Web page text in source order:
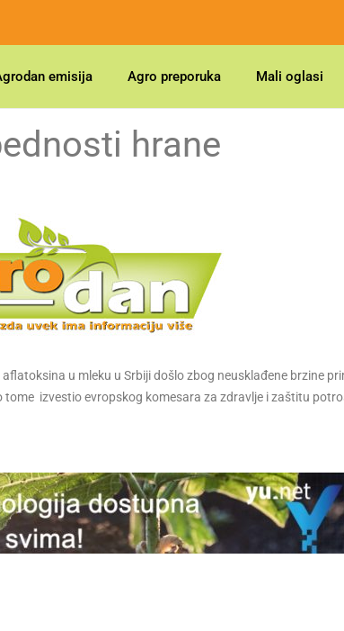
emisija Agro preporuka Mali oglasi
hrane
u mleku u Srbiji došlo zbog neusklađene brzine
izvestio evropskog komesara za zdravlje i zaštitu